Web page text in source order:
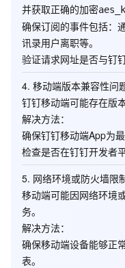
并获取正确的加密
确保订阅的事件包括：
讯录用户离职等。
验证请求网址是否与钉
4. 移动端版本兼容性问
钉钉移动端可能存在版
解决方法：
确保钉钉移动端App为最
检查是否在钉钉开发者
5. 网络环境或防火墙限
移动端可能因网络环境
务。
解决方法：
确保移动端设备能够正
表。